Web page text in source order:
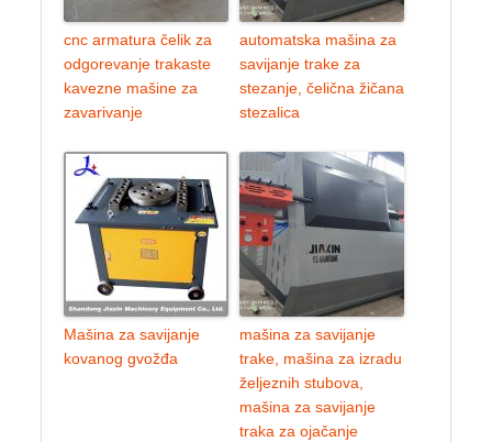
cnc armatura čelik za
odgorevanje trakaste
kavezne mašine za
zavarivanje
automatska mašina za
savijanje trake za
stezanje, čelična žičana
stezalica
Mašina za savijanje
kovanog gvožđa
mašina za savijanje
trake, mašina za izradu
željeznih stubova,
mašina za savijanje
traka za ojačanje